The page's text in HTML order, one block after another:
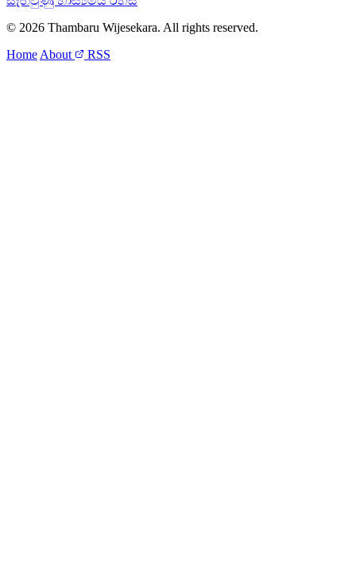
© 2026 Thambaru Wijesekara. All rights reserved.
Home About RSS